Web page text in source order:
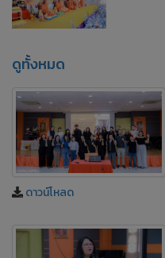
ดูทั้งหมด
ดาวน์โหลด